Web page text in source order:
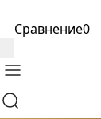
Сравнение0